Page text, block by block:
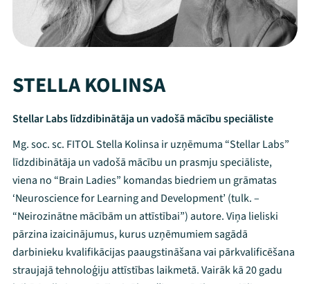
STELLA KOLINSA
Stellar Labs līdzdibinātāja un vadošā mācību speciāliste
Mg. soc. sc. FITOL Stella Kolinsa ir uzņēmuma “Stellar Labs”
līdzdibinātāja un vadošā mācību un prasmju speciāliste,
viena no “Brain Ladies” komandas biedriem un grāmatas
‘Neuroscience for Learning and Development’ (tulk. –
“Neirozinātne mācībām un attīstībai”) autore. Viņa lieliski
pārzina izaicinājumus, kurus uzņēmumiem sagādā
darbinieku kvalifikācijas paaugstināšana vai pārkvalificēšana
straujajā tehnoloģiju attīstības laikmetā. Vairāk kā 20 gadu